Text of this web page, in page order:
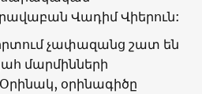
Վադիմ Վիերուն:
չափազանց շատ են
մարմինների
օրինագիծը